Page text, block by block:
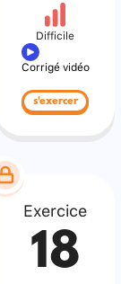
Difficile
Corrigé vidéo
s'exercer
Exercice
18